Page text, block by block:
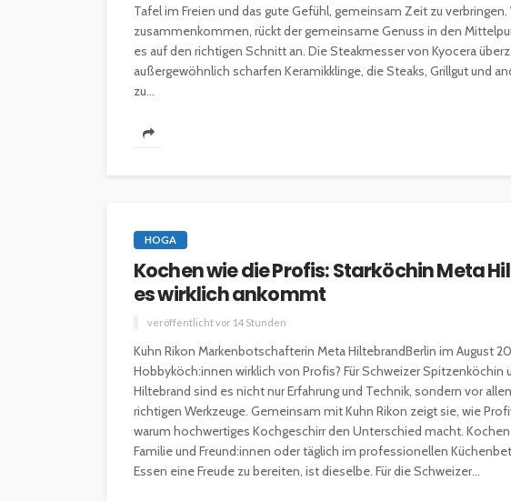
Tafel im Freien und das gute Gefühl, gemeinsam Zeit zu
zusammenkommen, rückt der gemeinsame Genuss in den
es auf den richtigen Schnitt an. Die Steakmesser von Kyocera
außergewöhnlich scharfen Keramikklinge, die Steaks, Grillgut und
zu...
HOGA
Kochen wie die Profis: Starköchin Meta
es wirklich ankommt
veröffentlicht vor 14 Stunden
Kuhn Rikon Markenbotschafterin Meta HiltebrandBerlin im August
Hobbyköch:innen wirklich von Profis? Für Schweizer
Hiltebrand sind es nicht nur Erfahrung und Technik, sondern vor
richtigen Werkzeuge. Gemeinsam mit Kuhn Rikon zeigt sie, wie
warum hochwertiges Kochgeschirr den Unterschied macht.
Familie und Freund:innen oder täglich im professionellen
Essen eine Freude zu bereiten, ist dieselbe. Für die Schweizer...